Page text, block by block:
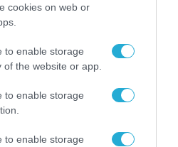
cookies on web or
to enable storage
the website or app.
to enable storage
to enable storage
«αντίο» στον πρώην